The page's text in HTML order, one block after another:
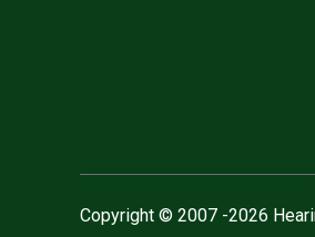
Copyright © 2007 -2026